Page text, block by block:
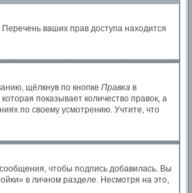
ваших прав доступа находится
щёлкнув по кнопке Правка в
показывает количество правок, а
по своему усмотрению. Учтите, что
чтобы подпись добавилась. Вы
в личном разделе. Несмотря на это,